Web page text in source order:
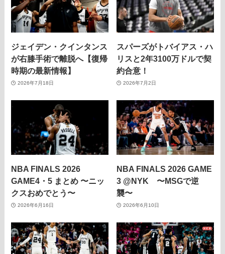
ジェイデン・クインタンス
が右膝手術で離脱へ【復帰
時期の最新情報】
2026年7月18日
スパーズがトバイアス・ハ
リスと2年3100万ドルで契
約合意！
2026年7月2日
NBA FINALS 2026
GAME4・5 まとめ 〜ニッ
クスおめでとう〜
2026年6月16日
NBA FINALS 2026 GAME
3 @NYK 〜MSGで逆
襲〜
2026年6月10日